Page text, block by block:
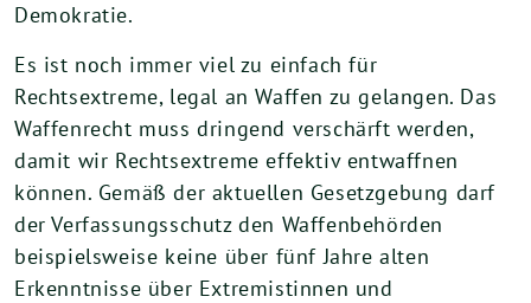
Demokratie.
Es ist noch immer viel zu einfach für
Rechtsextreme, legal an Waffen zu gelangen. Das
Waffenrecht muss dringend verschärft werden,
damit wir Rechtsextreme effektiv entwaffnen
können. Gemäß der aktuellen Gesetzgebung darf
der Verfassungsschutz den Waffenbehörden
beispielsweise keine über fünf Jahre alten
Erkenntnisse über Extremistinnen und